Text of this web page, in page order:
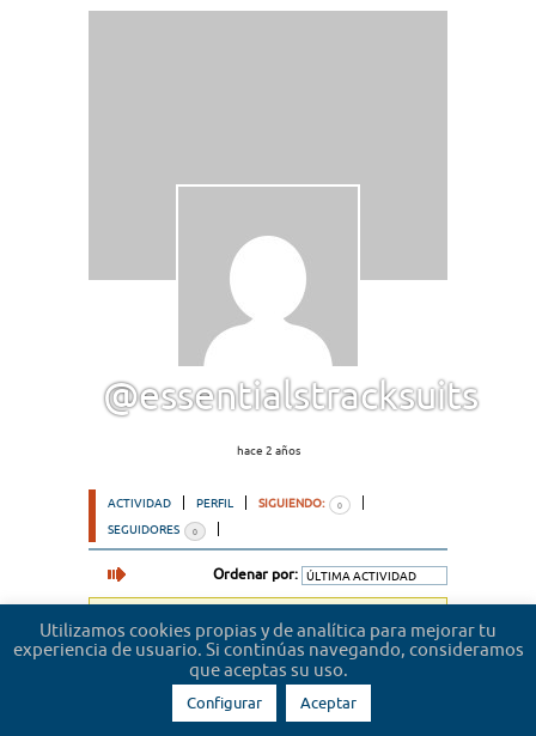
@essentialstracksuits
hace 2 años
ACTIVIDAD PERFIL SIGUIENDO: 0
SEGUIDORES 0
Ordenar por:
Utilizamos cookies propias y de analítica para mejorar tu
experiencia de usuario. Si continúas navegando, consideramos
que aceptas su uso.
Configurar Aceptar